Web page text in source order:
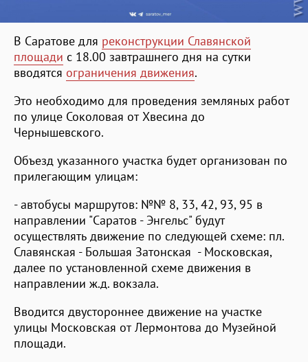
В Саратове для реконструкции Славянской
площади с 18.00 завтрашнего дня на сутки
вводятся ограничения движения.
Это необходимо для проведения земляных работ
по улице Соколовая от Хвесина до
Чернышевского.
Объезд указанного участка будет организован по
прилегающим улицам:
- автобусы маршрутов: №№ 8, 33, 42, 93, 95 в
направлении "Саратов - Энгельс" будут
осуществлять движение по следующей схеме: пл.
Славянская - Большая Затонская - Московская,
далее по установленной схеме движения в
направлении ж.д. вокзала.
Вводится двустороннее движение на участке
улицы Московская от Лермонтова до Музейной
площади.